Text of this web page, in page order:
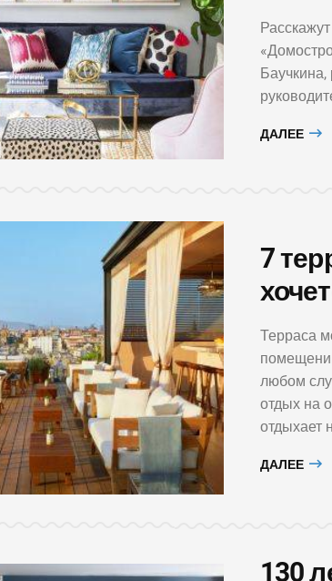
ДАЛЕЕ
7
Терраса
любом
отдых на
отдыхает
ДАЛЕЕ
130